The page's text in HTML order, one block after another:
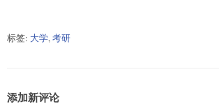
标签: 大学,考研
添加新评论